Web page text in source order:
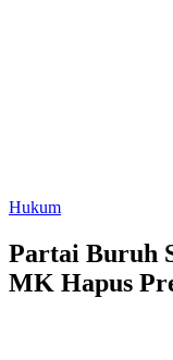
Hukum
Partai Buruh
MK Hapus